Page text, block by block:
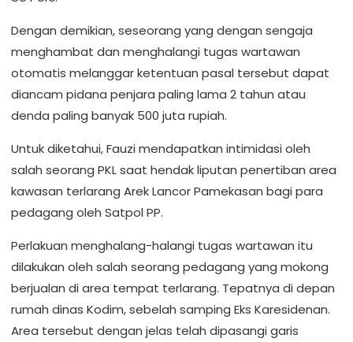
Dengan demikian, seseorang yang dengan sengaja
menghambat dan menghalangi tugas wartawan
otomatis melanggar ketentuan pasal tersebut dapat
diancam pidana penjara paling lama 2 tahun atau
denda paling banyak 500 juta rupiah.
Untuk diketahui, Fauzi mendapatkan intimidasi oleh
salah seorang PKL saat hendak liputan penertiban area
kawasan terlarang Arek Lancor Pamekasan bagi para
pedagang oleh Satpol PP.
Perlakuan menghalang-halangi tugas wartawan itu
dilakukan oleh salah seorang pedagang yang mokong
berjualan di area tempat terlarang. Tepatnya di depan
rumah dinas Kodim, sebelah samping Eks Karesidenan.
Area tersebut dengan jelas telah dipasangi garis